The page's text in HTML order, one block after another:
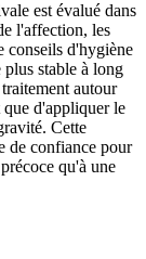
est évalué dans
l'affection, les
conseils d'hygiène
stable à long
autour
que d'appliquer le
Cette
de confiance pour
qu'à une